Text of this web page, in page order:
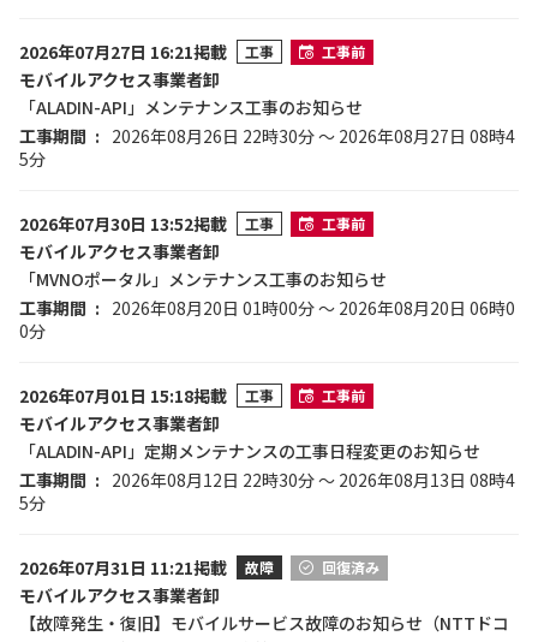
2026年07月27日 16:21掲載 工事 工事前
モバイルアクセス事業者卸
「ALADIN-API」メンテナンス工事のお知らせ
工事期間
2026年08月26日 22時30分 ～ 2026年08月27日 08時4
5分
2026年07月30日 13:52掲載 工事 工事前
モバイルアクセス事業者卸
「MVNOポータル」メンテナンス工事のお知らせ
工事期間
2026年08月20日 01時00分 ～ 2026年08月20日 06時0
0分
2026年07月01日 15:18掲載 工事 工事前
モバイルアクセス事業者卸
「ALADIN-API」定期メンテナンスの工事日程変更のお知らせ
工事期間
2026年08月12日 22時30分 ～ 2026年08月13日 08時4
5分
2026年07月31日 11:21掲載 故障 回復済み
モバイルアクセス事業者卸
【故障発生・復旧】モバイルサービス故障のお知らせ（NTTドコ